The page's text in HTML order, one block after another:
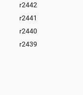
r2442
r2441
r2440
r2439